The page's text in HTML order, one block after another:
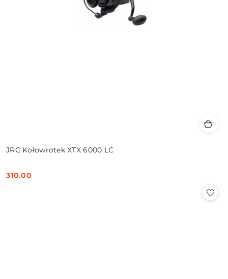
JRC Kołowrotek XTX 6000 LC
Cena:
310.00